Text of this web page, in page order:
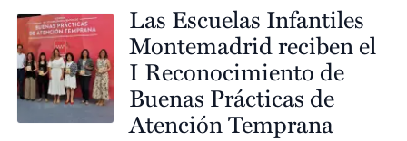
Las Escuelas Infantiles
Montemadrid reciben el
I Reconocimiento de
Buenas Prácticas de
Atención Temprana